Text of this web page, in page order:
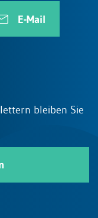
E-Mail
bleiben Sie